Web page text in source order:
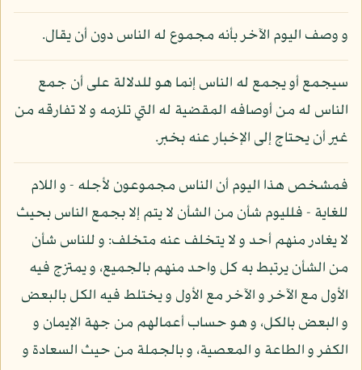
و وصف اليوم الآخر بأنه مجموع له الناس دون أن يقال.
سيجمع أو يجمع له الناس إنما هو للدلالة على أن جمع
الناس له من أوصافه المقضية له التي تلزمه و لا تفارقه من
غير أن يحتاج إلى الإخبار عنه بخبر.
فمشخص هذا اليوم أن الناس مجموعون لأجله - و اللام
للغاية - فلليوم شأن من الشأن لا يتم إلا بجمع الناس بحيث
لا يغادر منهم أحد و لا يتخلف عنه متخلف: و للناس شأن
من الشأن يرتبط به كل واحد منهم بالجميع، و يمتزج فيه
الأول مع الآخر و الآخر مع الأول و يختلط فيه الكل بالبعض
و البعض بالكل، و هو حساب أعمالهم من جهة الإيمان و
الكفر و الطاعة و المعصية، و بالجملة من حيث السعادة و